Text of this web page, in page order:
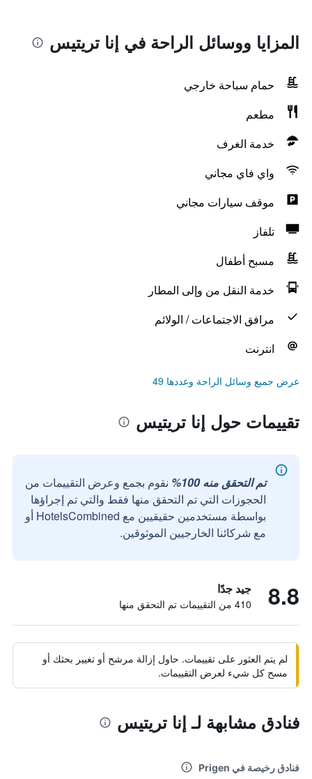
المزايا ووسائل الراحة في إنا تريتيس
حمام سباحة خارجي
مطعم
خدمة الغرف
واي فاي مجاني
موقف سيارات مجاني
تلفاز
مسبح أطفال
خدمة النقل من وإلى المطار
مرافق الاجتماعات / الولائم
انترنت
عرض جميع وسائل الراحة وعددها 49
تقييمات حول إنا تريتيس
تم التحقق منه 100%
نقوم بجمع وعرض التقييمات من
الحجوزات التي تم التحقق منها فقط والتي تم إجراؤها
بواسطة مستخدمين حقيقيين مع HotelsCombined أو
مع شركائنا الخارجيين الموثوقين.
8.8 جيد جدًا
410 من التقييمات تم التحقق منها
لم يتم العثور على تقييمات. حاول إزالة مرشح أو تغيير بحثك أو
مسح كل شيء لعرض التقييمات.
فنادق مشابهة لـ إنا تريتيس
فنادق رخيصة في Prigen